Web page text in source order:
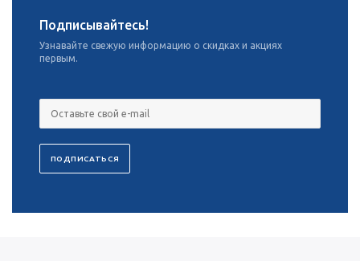
Подписывайтесь!
Узнавайте свежую информацию о скидках и акциях
первым.